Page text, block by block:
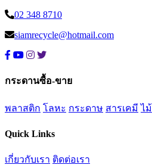
02 348 8710
siamrecycle@hotmail.com
กระดานซื้อ-ขาย
พลาสติก โลหะ กระดาษ สารเคมี ไม้
Quick Links
เกี่ยวกับเรา ติดต่อเรา